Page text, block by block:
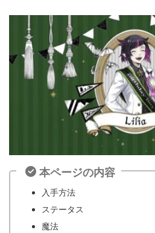
本ページの内容
入手方法
ステータス
魔法